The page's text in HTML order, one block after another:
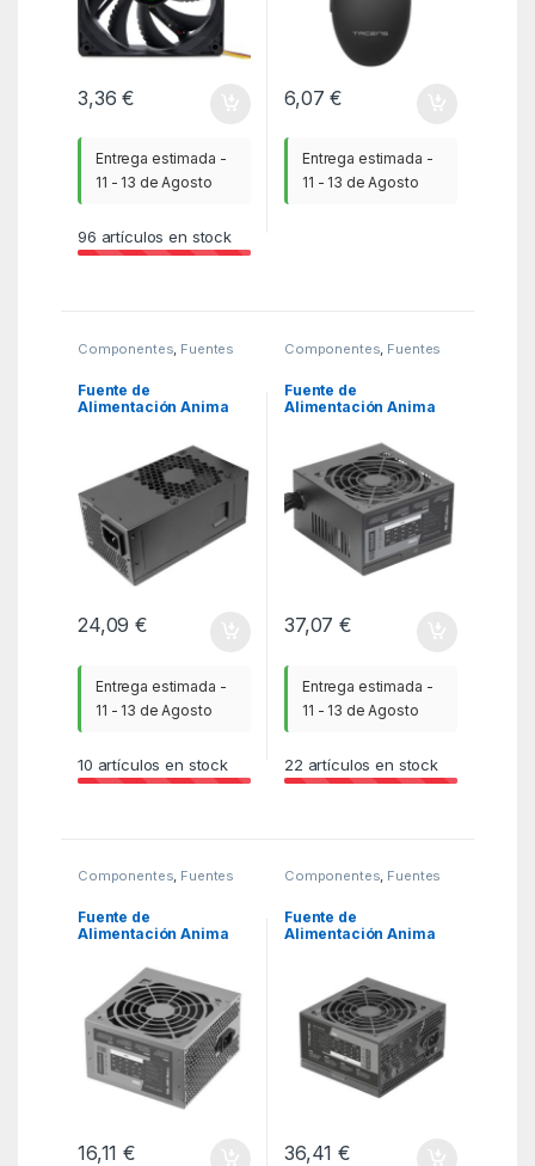
3,36€
Entrega estimada -
11 - 13 de Agosto
96 artículos en stock
6,07€
Entrega estimada -
11 - 13 de Agosto
Componentes Fuentes
de alimentacion
Fuente de
Alimentación Anima
24,09€
Entrega estimada -
11 - 13 de Agosto
10 artículos en stock
Componentes Fuentes
de alimentacion
Fuente de
Alimentación Anima
Ventilador 12cm/ 80
Plus Bronze
37,07€
Entrega estimada -
11 - 13 de Agosto
22 artículos en stock
Componentes, Fuentes
Fuente de
Alimentación Anima
Edition/ 500W/
Ventilador 12cm
16,11€
Componentes, Fuentes
Fuente de
Alimentación Anima
36,41€